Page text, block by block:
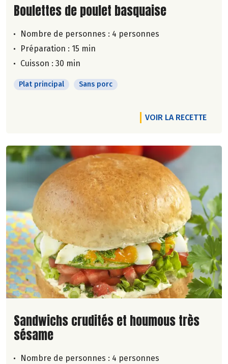
Lire la suite de la recette
Boulettes de poulet basquaise
Nombre de personnes : 4 personnes
Préparation : 15 min
Cuisson : 30 min
Plat principal Sans porc
VOIR LA RECETTE
Lire la suite de la recette
Sandwichs crudités et houmous très
sésame
Nombre de personnes : 4 personnes